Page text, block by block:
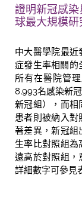
證明新冠感
球最大規模研
中大醫學院最
症發生率相關的
所有在醫院管
8,993名感染新
新冠組），而相
患者則被納入
著差異，新冠組
生率比對照組為
遠高於對照組，
詳細數字可參見